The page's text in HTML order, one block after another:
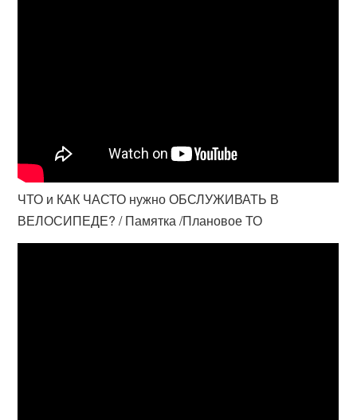
ЧТО и КАК ЧАСТО нужно ОБСЛУЖИВАТЬ В
ВЕЛОСИПЕДЕ? / Памятка /Плановое ТО